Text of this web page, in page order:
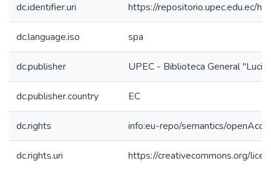
dc.identifier.uri https://repositorio.upec.edu.ec/
dc.language.iso spa
dc.publisher UPEC - Biblioteca General
dc.publisher.country EC
dc.rights info:eu-repo/semantics/
dc.rights.uri https://creativecommons.org/